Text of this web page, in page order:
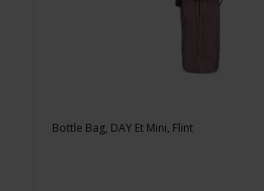
Bottle Bag, DAY Et Mini, Flint